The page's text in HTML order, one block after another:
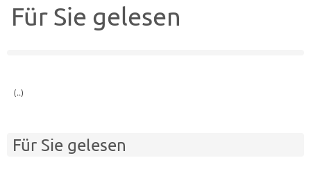
Für Sie gelesen
(..)
Für Sie gelesen